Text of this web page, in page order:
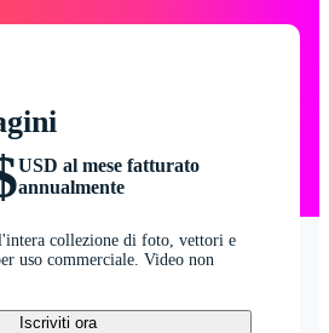
USD al mese fatturato
annualmente
collezione di foto, vettori e
uso commerciale. Video non
Iscriviti ora